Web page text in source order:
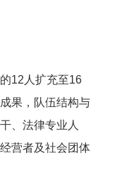
12人扩充至16
果，队伍结构与
、法律专业人
营者及社会团体